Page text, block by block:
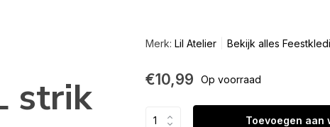
strik
Merk: Lil Atelier Bekijk alles
€10,99 Op voorraad
Toevoegen aan